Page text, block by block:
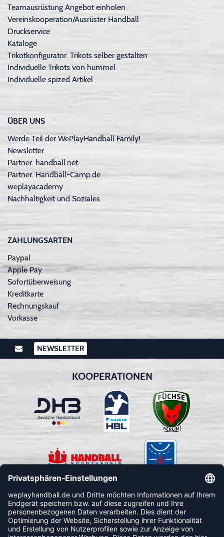
Teamausrüstung Angebot einholen
Vereinskooperation/Ausrüster Handball
Druckservice
Kataloge
Trikotkonfigurator: Trikots selber gestalten
Individuelle Trikots von hummel
Individuelle spized Artikel
ÜBER UNS
Werde Teil der WePlayHandball Family!
Newsletter
Partner: handball.net
Partner: Handball-Camp.de
weplayacademy
Nachhaltigkeit und Soziales
ZAHLUNGSARTEN
Paypal
Apple Pay
Sofortüberweisung
Kreditkarte
Rechnungskauf
Vorkasse
NEWSLETTER
KOOPERATIONEN
FOLLOW US